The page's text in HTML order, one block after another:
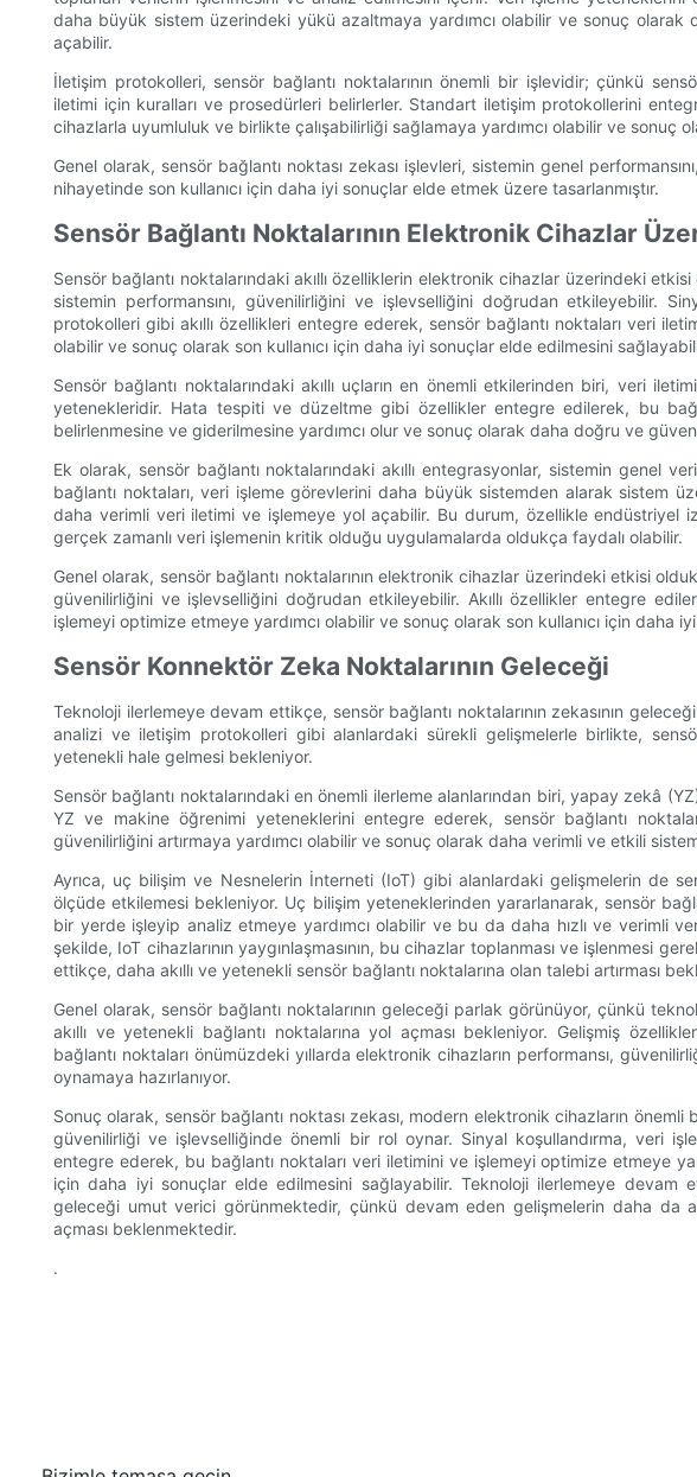
daha büyük sistem üzerindeki yükü azaltmaya yardımcı olabilir ve sonuç olarak
açabilir.
İletişim protokolleri, sensör bağlantı noktalarının önemli bir işlevidir; çünkü
iletimi için kuralları ve prosedürleri belirlerler. Standart iletişim protokollerini
cihazlarla uyumluluk ve birlikte çalışabilirliği sağlamaya yardımcı olabilir ve sonuç
Genel olarak, sensör bağlantı noktası zekası işlevleri, sistemin genel
nihayetinde son kullanıcı için daha iyi sonuçlar elde etmek üzere tasarlanmıştır.
Sensör Bağlantı Noktalarının Elektronik Cihazlar
Sensör bağlantı noktalarındaki akıllı özelliklerin elektronik cihazlar üzerindeki
sistemin performansını, güvenilirliğini ve işlevselliğini doğrudan etkileyebilir.
protokolleri gibi akıllı özellikleri entegre ederek, sensör bağlantı noktaları veri
olabilir ve sonuç olarak son kullanıcı için daha iyi sonuçlar elde edilmesini
Sensör bağlantı noktalarındaki akıllı uçların en önemli etkilerinden biri, veri
yetenekleridir. Hata tespiti ve düzeltme gibi özellikler entegre edilerek, bu
belirlenmesine ve giderilmesine yardımcı olur ve sonuç olarak daha doğru ve
Ek olarak, sensör bağlantı noktalarındaki akıllı entegrasyonlar, sistemin genel
bağlantı noktaları, veri işleme görevlerini daha büyük sistemden alarak sistem
daha verimli veri iletimi ve işlemeye yol açabilir. Bu durum, özellikle endüstriyel
gerçek zamanlı veri işlemenin kritik olduğu uygulamalarda oldukça faydalı olabilir.
Genel olarak, sensör bağlantı noktalarının elektronik cihazlar üzerindeki etkisi
güvenilirliğini ve işlevselliğini doğrudan etkileyebilir. Akıllı özellikler entegre
işlemeyi optimize etmeye yardımcı olabilir ve sonuç olarak son kullanıcı için daha
Sensör Konnektör Zeka Noktalarının Geleceği
Teknoloji ilerlemeye devam ettikçe, sensör bağlantı noktalarının zekasının
analizi ve iletişim protokolleri gibi alanlardaki sürekli gelişmelerle birlikte,
yetenekli hale gelmesi bekleniyor.
Sensör bağlantı noktalarındaki en önemli ilerleme alanlarından biri, yapay zekâ
YZ ve makine öğrenimi yeteneklerini entegre ederek, sensör bağlantı
güvenilirliğini artırmaya yardımcı olabilir ve sonuç olarak daha verimli ve etkili
Ayrıca, uç bilişim ve Nesnelerin İnterneti (IoT) gibi alanlardaki gelişmelerin de
ölçüde etkilemesi bekleniyor. Uç bilişim yeteneklerinden yararlanarak, sensör
bir yerde işleyip analiz etmeye yardımcı olabilir ve bu da daha hızlı ve verimli
şekilde, IoT cihazlarının yaygınlaşmasının, bu cihazlar toplanması ve işlenmesi
ettikçe, daha akıllı ve yetenekli sensör bağlantı noktalarına olan talebi artırması
Genel olarak, sensör bağlantı noktalarının geleceği parlak görünüyor, çünkü
akıllı ve yetenekli bağlantı noktalarına yol açması bekleniyor. Gelişmiş
bağlantı noktaları önümüzdeki yıllarda elektronik cihazların performansı,
oynamaya hazırlanıyor.
Sonuç olarak, sensör bağlantı noktası zekası, modern elektronik cihazların
güvenilirliği ve işlevselliğinde önemli bir rol oynar. Sinyal koşullandırma, veri
entegre ederek, bu bağlantı noktaları veri iletimini ve işlemeyi optimize etmeye
için daha iyi sonuçlar elde edilmesini sağlayabilir. Teknoloji ilerlemeye devam
geleceği umut verici görünmektedir, çünkü devam eden gelişmelerin daha da
açması beklenmektedir.
.